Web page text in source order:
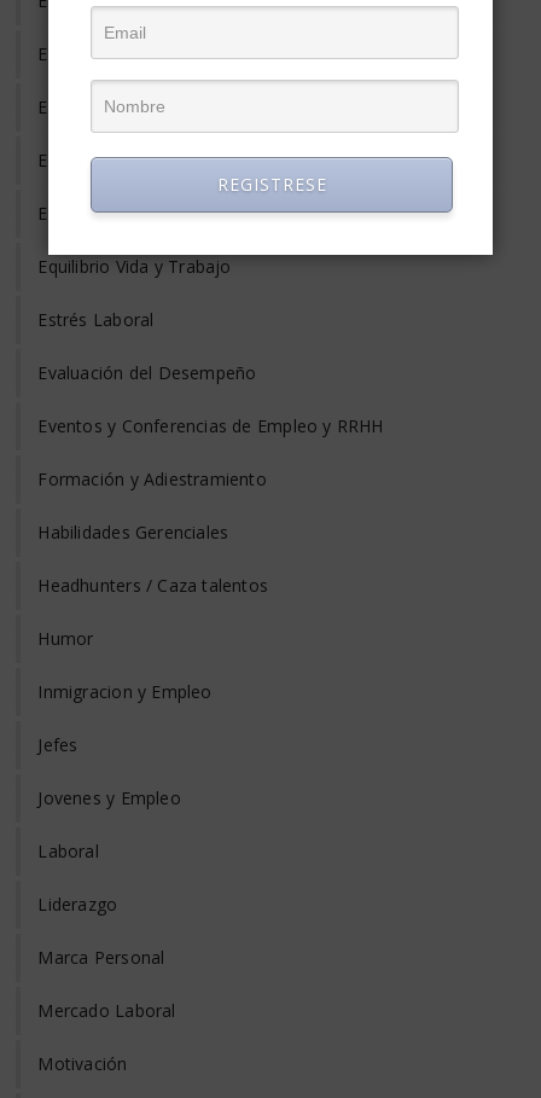
Empleo Informal
Empleo Temporal
Emprendedores
Entrevista de Trabajo
Equilibrio Vida y Trabajo
Estrés Laboral
Evaluación del Desempeño
Eventos y Conferencias de Empleo y RRHH
Formación y Adiestramiento
Habilidades Gerenciales
Headhunters / Caza talentos
Humor
Inmigracion y Empleo
Jefes
Jovenes y Empleo
Laboral
Liderazgo
Marca Personal
Mercado Laboral
Motivación
REGISTRESE